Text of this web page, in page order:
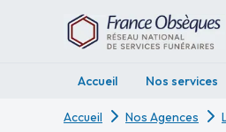
Accueil Nos services
Accueil Nos Agences